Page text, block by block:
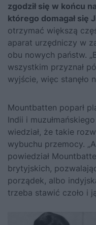
zgodził się w końcu
którego domagał się
otrzymać większą
aparat urzędniczy w
obu nowych państw.
wszystkim przyznał
wyjście, więc stanęło
Mountbatten poparł
Indii i
wiedział, że takie
wybuchu przemocy.
powiedział
brytyjskich,
porządek, albo
trzeba stawić czoło i